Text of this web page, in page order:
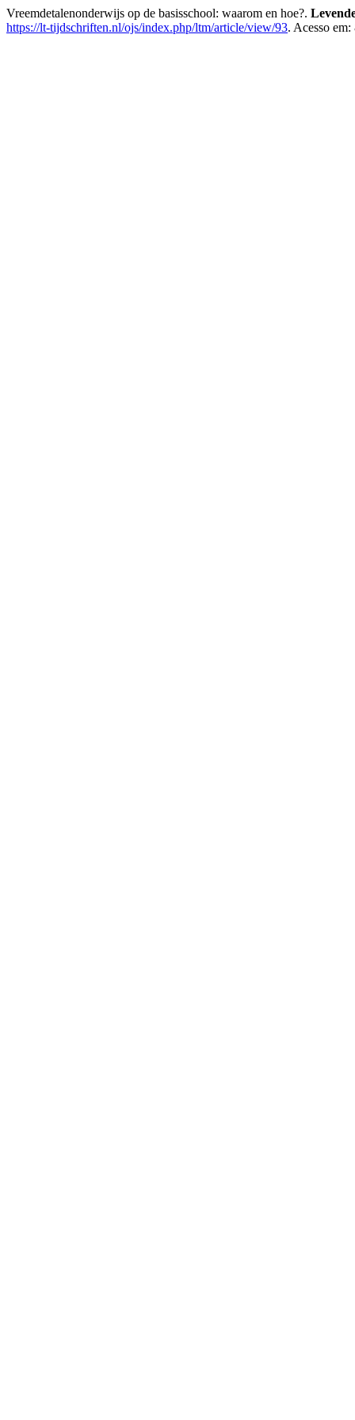
Vreemdetalenonderwijs op de basisschool: waarom en hoe?.
https://lt-tijdschriften.nl/ojs/index.php/ltm/article/view/93. Acesso